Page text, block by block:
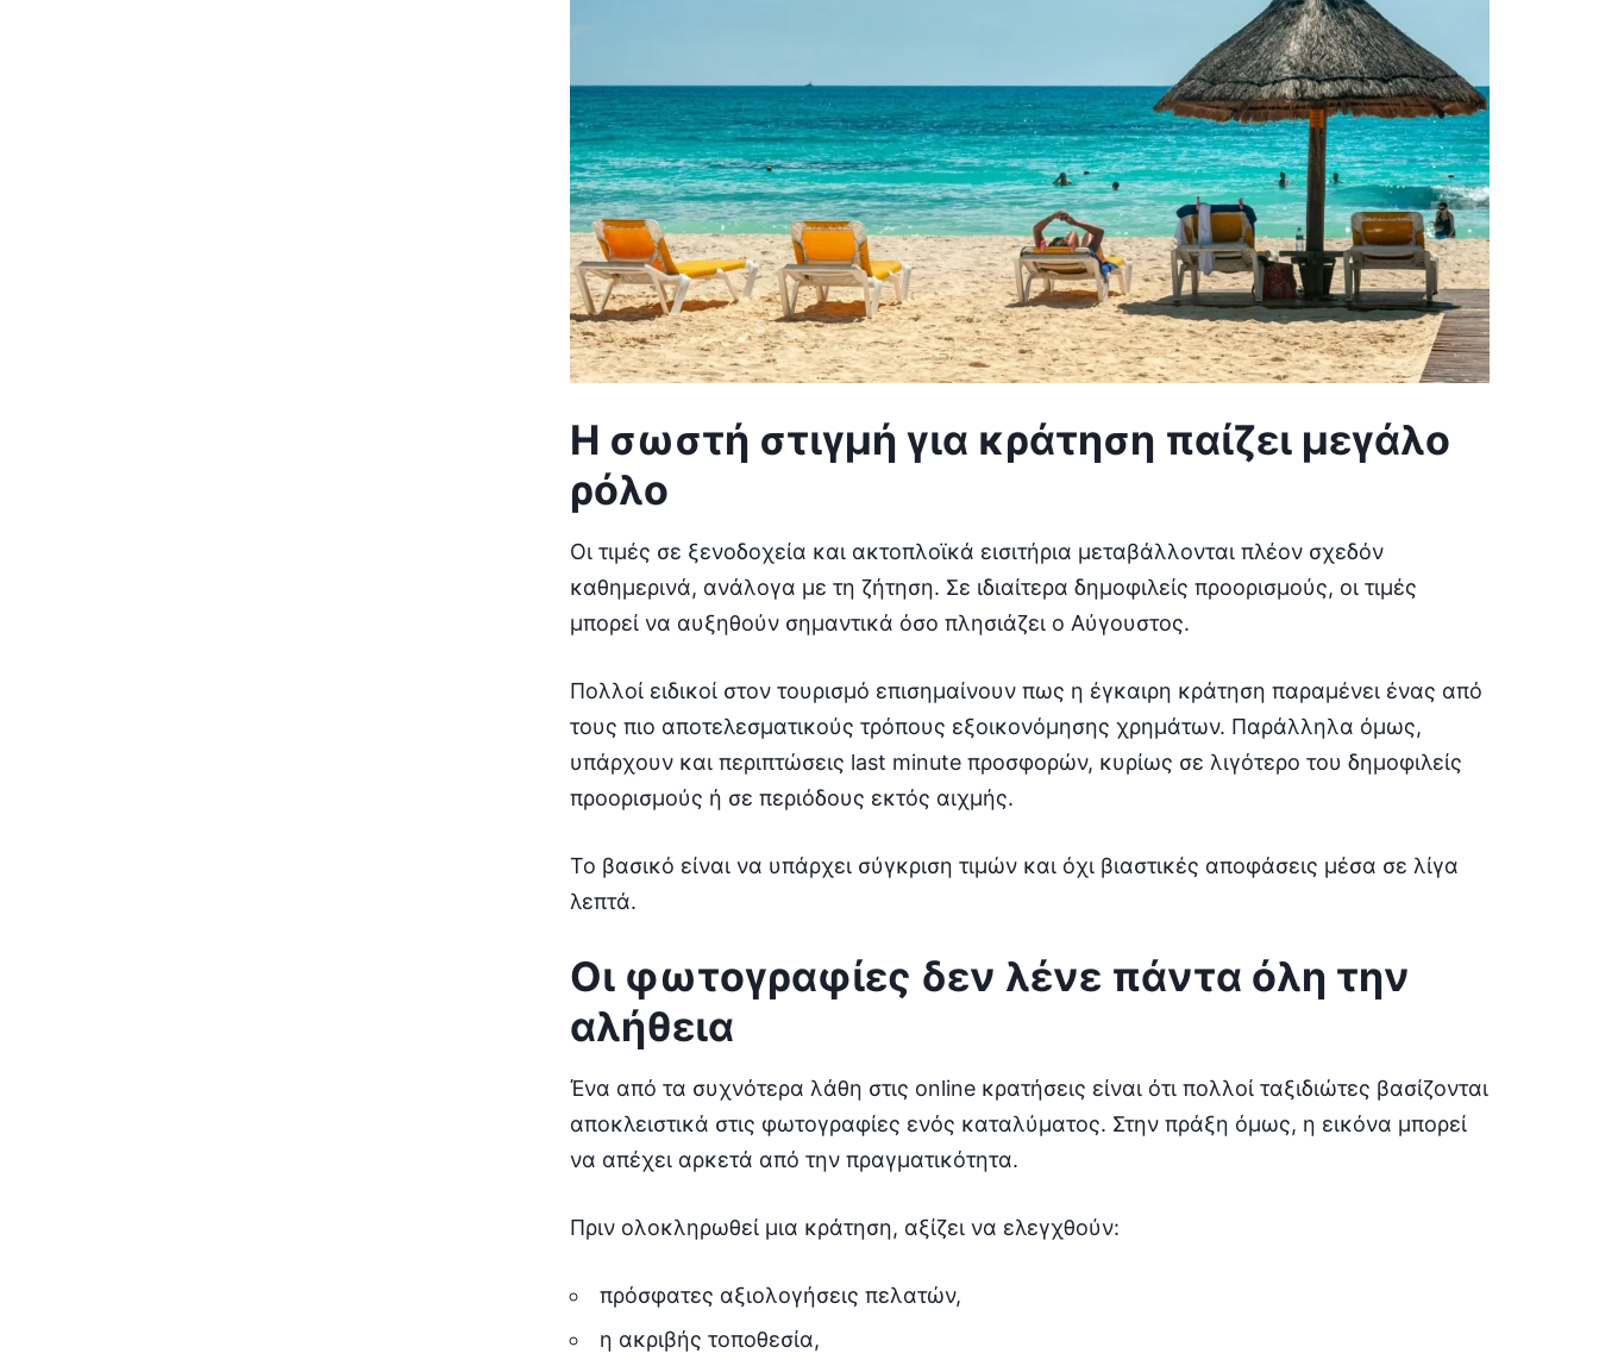
Η σωστή στιγμή για κράτηση παίζει μεγάλο
ρόλο
Οι τιμές σε ξενοδοχεία και ακτοπλοϊκά εισιτήρια μεταβάλλονται πλέον σχεδόν
καθημερινά, ανάλογα με τη ζήτηση. Σε ιδιαίτερα δημοφιλείς προορισμούς, οι τιμές
μπορεί να αυξηθούν σημαντικά όσο πλησιάζει ο Αύγουστος.
Πολλοί ειδικοί στον τουρισμό επισημαίνουν πως η έγκαιρη κράτηση παραμένει ένας από
τους πιο αποτελεσματικούς τρόπους εξοικονόμησης χρημάτων. Παράλληλα όμως,
υπάρχουν και περιπτώσεις last minute προσφορών, κυρίως σε λιγότερο του δημοφιλείς
προορισμούς ή σε περιόδους εκτός αιχμής.
Το βασικό είναι να υπάρχει σύγκριση τιμών και όχι βιαστικές αποφάσεις μέσα σε λίγα
λεπτά.
Οι φωτογραφίες δεν λένε πάντα όλη την
αλήθεια
Ένα από τα συχνότερα λάθη στις online κρατήσεις είναι ότι πολλοί ταξιδιώτες βασίζονται
αποκλειστικά στις φωτογραφίες ενός καταλύματος. Στην πράξη όμως, η εικόνα μπορεί
να απέχει αρκετά από την πραγματικότητα.
Πριν ολοκληρωθεί μια κράτηση, αξίζει να ελεγχθούν:
πρόσφατες αξιολογήσεις πελατών,
η ακριβής τοποθεσία,